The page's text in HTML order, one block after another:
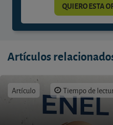
QUIERO ESTA
Artículos
Artículo Tiempo de